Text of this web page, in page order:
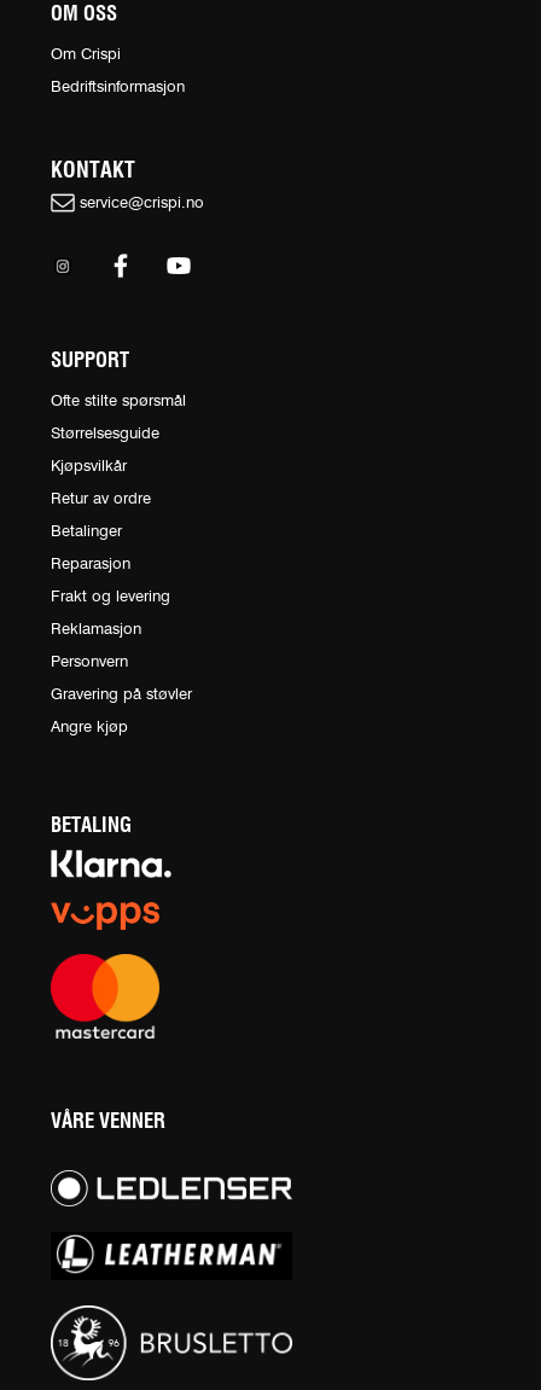
OM OSS
Om Crispi
Bedriftsinformasjon
KONTAKT
service@crispi.no
SUPPORT
Ofte stilte spørsmål
Størrelsesguide
Kjøpsvilkår
Retur av ordre
Betalinger
Reparasjon
Frakt og levering
Reklamasjon
Personvern
Gravering på støvler
Angre kjøp
BETALING
VÅRE VENNER